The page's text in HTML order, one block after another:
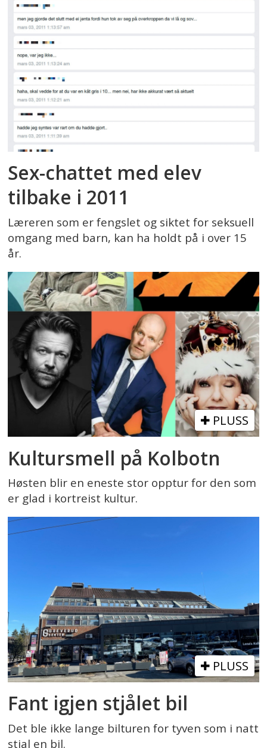
Sex-chattet med elev
tilbake i 2011
Læreren som er fengslet og siktet for seksuell
omgang med barn, kan ha holdt på i over 15
år.
PLUSS
Kultursmell på Kolbotn
Høsten blir en eneste stor opptur for den som
er glad i kortreist kultur.
PLUSS
Fant igjen stjålet bil
Det ble ikke lange bilturen for tyven som i natt
stjal en bil.